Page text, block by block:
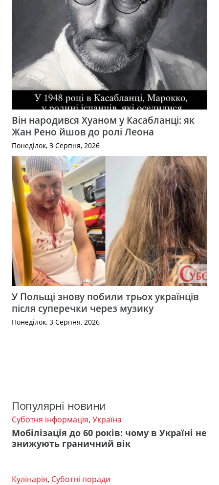
Він народився Хуаном у Касабланці: як
Жан Рено йшов до ролі Леона
Понеділок, 3 Серпня, 2026
У Польщі знову побили трьох українців
після суперечки через музику
Понеділок, 3 Серпня, 2026
Популярні новини
Суботня інформація, Україна
Мобілізація до 60 років: чому в Україні не
знижують граничний вік
Кулінарія, Суботні поради